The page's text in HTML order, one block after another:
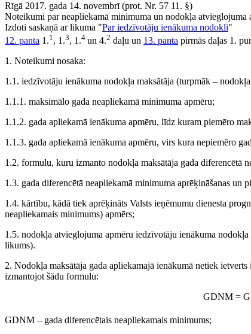
Rīgā 2017. gada 14. novembrī (prot. Nr. 57 11. §)
Noteikumi par neapliekamā minimuma un nodokļa atvieglojuma
Izdoti saskaņā ar likuma "Par iedzīvotāju ienākuma nodokli"
12. panta 1.1, 1.3, 1.4 un 4.2 daļu un 13. panta pirmās daļas 1.
1. Noteikumi nosaka:
1.1. iedzīvotāju ienākuma nodokļa maksātāja (turpmāk –
1.1.1. maksimālo gada neapliekamā minimuma apmēru;
1.1.2. gada apliekamā ienākuma apmēru, līdz kuram piemēro
1.1.3. gada apliekamā ienākuma apmēru, virs kura nepiemēro
1.2. formulu, kuru izmanto nodokļa maksātāja gada diferencētā
1.3. gada diferencētā neapliekamā minimuma aprēķināšanas un
1.4. kārtību, kādā tiek aprēķināts Valsts ieņēmumu dienesta
neapliekamais minimums) apmērs;
1.5. nodokļa atvieglojuma apmēru iedzīvotāju ienākuma
likums).
2. Nodokļa maksātāja gada apliekamajā ienākumā netiek
izmantojot šādu formulu:
GDNM =
GDNM – gada diferencētais neapliekamais minimums;